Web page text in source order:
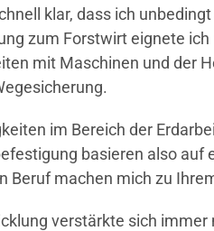
klar, dass ich
zum Forstwirt eignete
mit Maschinen und der
im Bereich der
basieren also auf
Beruf machen mich zu
verstärkte sich immer